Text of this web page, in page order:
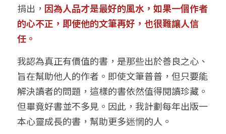
捐出， 因為人品才是最好的風水，如果一個作者
的心不正，即使他的文筆再好，也很難讓人信
任。
我認為真正有價值的書，是那些出於善良之心、
旨在幫助他人的作者。即使文筆普普，但只要能
解決讀者的問題，這樣的書依然值得閱讀珍藏。
但畢竟好書並不多見。因此，我計劃每年出版一
本心靈成長的書，幫助更多迷惘的人。